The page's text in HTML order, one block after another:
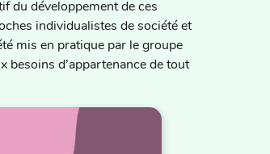
du développement de ces
individualistes de société et
mis en pratique par le groupe
besoins d’appartenance de tout